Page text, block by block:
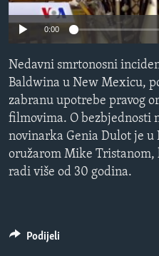
MAGAZIN
O GLASU AMERIKE
Learning English
PRATITE NAS
0:00
Nedavni smrtonosni
Baldwina u New Mexicu,
zabranu upotrebe pravog
filmovima. O bezbjednosti
novinarka Genia Dulot je u
oružarom Mike
radi više od 30 godina.
Podijeli